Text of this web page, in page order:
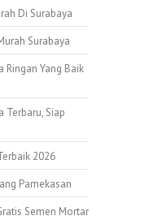
Di Surabaya
Surabaya
Ringan Yang Baik
Terbaru, Siap
2026
Pamekasan
Semen Mortar